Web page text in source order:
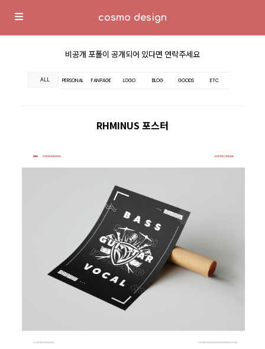
cosmo design
비공개 포폴이 공개되어 있다면 연락주세요
ALL PERSONAL FANPAGE LOGO BLOG GOODS ETC
RHMINUS 포스터